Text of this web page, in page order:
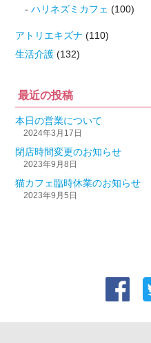
ハリネズミカフェ (100)
アトリエキズナ (110)
生活介護 (132)
最近の投稿
本日の営業について
2024年3月17日
閉店時間変更のお知らせ
2023年9月8日
猫カフェ臨時休業のお知らせ
2023年9月5日